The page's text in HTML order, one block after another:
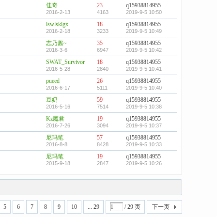
佳奇
2016-2-13
23
4163
q15938814955
2019-9-5 10:50
lswlsklgx
2016-2-18
18
3233
q15938814955
2019-9-5 10:49
志乃酱~
2016-3-6
35
6947
q15938814955
2019-9-5 10:42
SWAT_Survivor
2016-5-28
18
2840
q15938814955
2019-9-5 10:41
pueed
2016-6-17
26
5111
q15938814955
2019-9-5 10:40
豆奶
2016-5-16
59
7514
q15938814955
2019-9-5 10:38
Kz魔君
2016-7-26
19
3094
q15938814955
2019-9-5 10:37
尼玛笔
2016-8-8
57
8428
q15938814955
2019-9-5 10:33
尼玛笔
2015-9-18
19
2847
q15938814955
2019-9-5 10:26
5 6 7 8 9 10 ... 29 / 29 页 下一页